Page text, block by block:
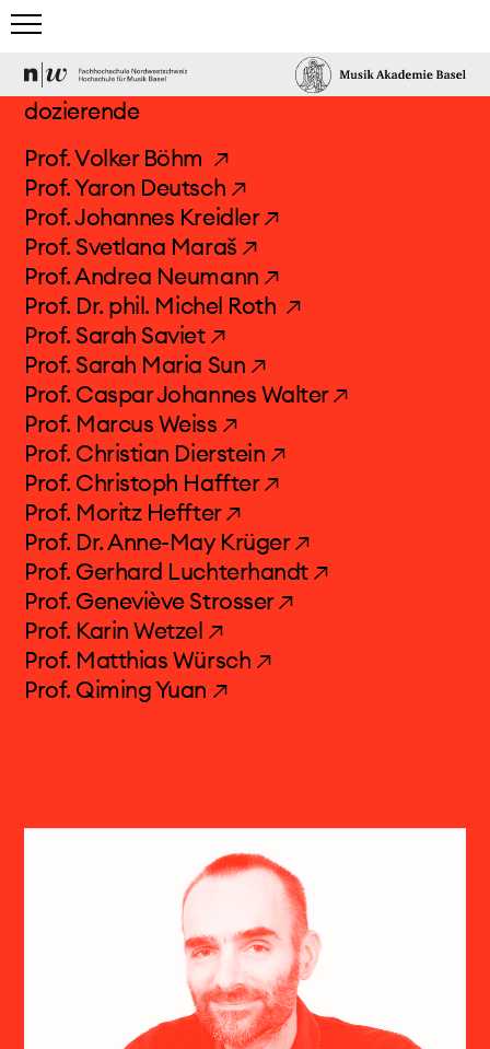
home
studium
team & gäste
dozierende
leitung
gastdozierende
partnerinnen/partner
alumni
trägerinnen
events & news
elektronisches studio
projects & more
mediathek
dozierende
Prof. Volker Böhm ↗
Prof. Yaron Deutsch ↗
Prof. Johannes Kreidler ↗
Prof. Svetlana Maraš ↗
Prof. Andrea Neumann ↗
Prof. Dr. phil. Michel Roth ↗
Prof. Sarah Saviet ↗
Prof. Sarah Maria Sun ↗
Prof. Caspar Johannes Walter ↗
Prof. Marcus Weiss ↗
Prof. Christian Dierstein ↗
Prof. Christoph Haffter ↗
Prof. Moritz Heffter ↗
Prof. Dr. Anne-May Krüger ↗
Prof. Gerhard Luchterhandt ↗
Prof. Geneviève Strosser ↗
Prof. Karin Wetzel ↗
Prof. Matthias Würsch ↗
Prof. Qiming Yuan ↗